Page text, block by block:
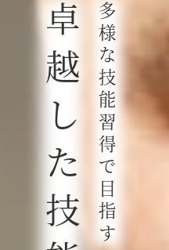
卓
越
し
た
技
多
様
な
技
能
習
得
で
目
指
す